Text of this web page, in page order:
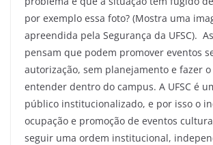
por exemplo essa foto? (Mostra uma
apreendida pela Segurança da UFSC).
pensam que podem promover eventos
autorização, sem planejamento e fazer
entender dentro do campus. A UFSC é
público institucionalizado, e por isso o
ocupação e promoção de eventos
seguir uma ordem institucional,